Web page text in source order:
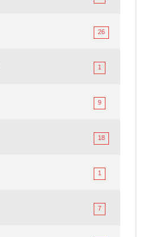
26
1
9
18
1
7